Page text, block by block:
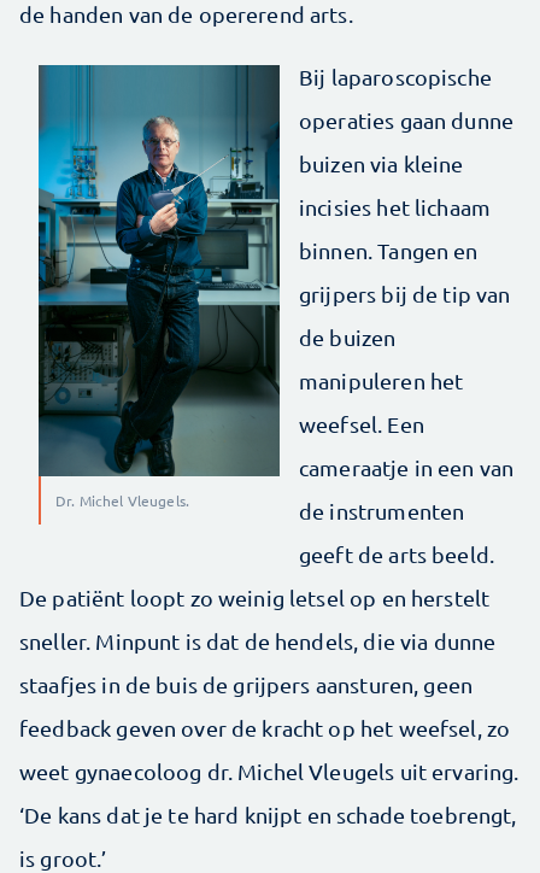
de handen van de opererend arts.
Dr. Michel Vleugels.
Bij laparoscopische
operaties gaan dunne
buizen via kleine
incisies het lichaam
binnen. Tangen en
grijpers bij de tip van
de buizen
manipuleren het
weefsel. Een
cameraatje in een van
de instrumenten
geeft de arts beeld.
De patiënt loopt zo weinig letsel op en herstelt
sneller. Minpunt is dat de hendels, die via dunne
staafjes in de buis de grijpers aansturen, geen
feedback geven over de kracht op het weefsel, zo
weet gynaecoloog dr. Michel Vleugels uit ervaring.
‘De kans dat je te hard knijpt en schade toebrengt,
is groot.’